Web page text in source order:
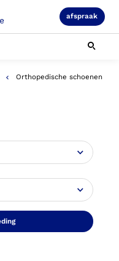
afspraak
Orthopedische schoenen